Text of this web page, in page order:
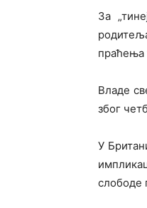
За
праћења
Владе
због
У
слободе